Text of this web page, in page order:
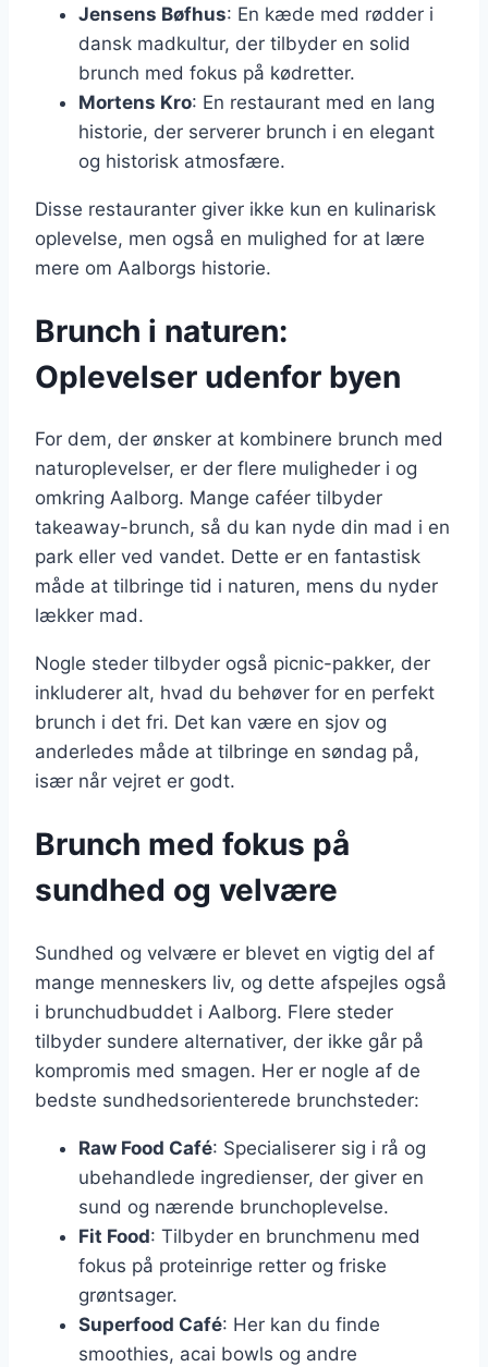
Jensens Bøfhus: En kæde med rødder i
dansk madkultur, der tilbyder en solid
brunch med fokus på kødretter.
Mortens Kro: En restaurant med en lang
historie, der serverer brunch i en elegant
og historisk atmosfære.
Disse restauranter giver ikke kun en kulinarisk
oplevelse, men også en mulighed for at lære
mere om Aalborgs historie.
Brunch i naturen:
Oplevelser udenfor byen
For dem, der ønsker at kombinere brunch med
naturoplevelser, er der flere muligheder i og
omkring Aalborg. Mange caféer tilbyder
takeaway-brunch, så du kan nyde din mad i en
park eller ved vandet. Dette er en fantastisk
måde at tilbringe tid i naturen, mens du nyder
lækker mad.
Nogle steder tilbyder også picnic-pakker, der
inkluderer alt, hvad du behøver for en perfekt
brunch i det fri. Det kan være en sjov og
anderledes måde at tilbringe en søndag på,
især når vejret er godt.
Brunch med fokus på
sundhed og velvære
Sundhed og velvære er blevet en vigtig del af
mange menneskers liv, og dette afspejles også
i brunchudbuddet i Aalborg. Flere steder
tilbyder sundere alternativer, der ikke går på
kompromis med smagen. Her er nogle af de
bedste sundhedsorienterede brunchsteder:
Raw Food Café: Specialiserer sig i rå og
ubehandlede ingredienser, der giver en
sund og nærende brunchoplevelse.
Fit Food: Tilbyder en brunchmenu med
fokus på proteinrige retter og friske
grøntsager.
Superfood Café: Her kan du finde
smoothies, acai bowls og andre